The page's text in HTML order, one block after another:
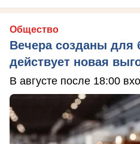
Общество
Вечера созданы для
действует новая
В августе после 18:00